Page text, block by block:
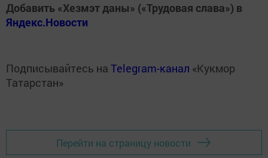
Добавить «Хезмэт даны» («Трудовая слава») в
Яндекс.Новости
Подписывайтесь на Telegram-канал «Кукмор
Татарстан»
Перейти на страницу новости